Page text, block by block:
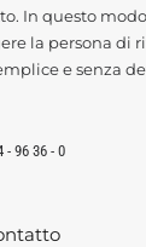
In questo
la persona di
e senza
- 96 36 - 0